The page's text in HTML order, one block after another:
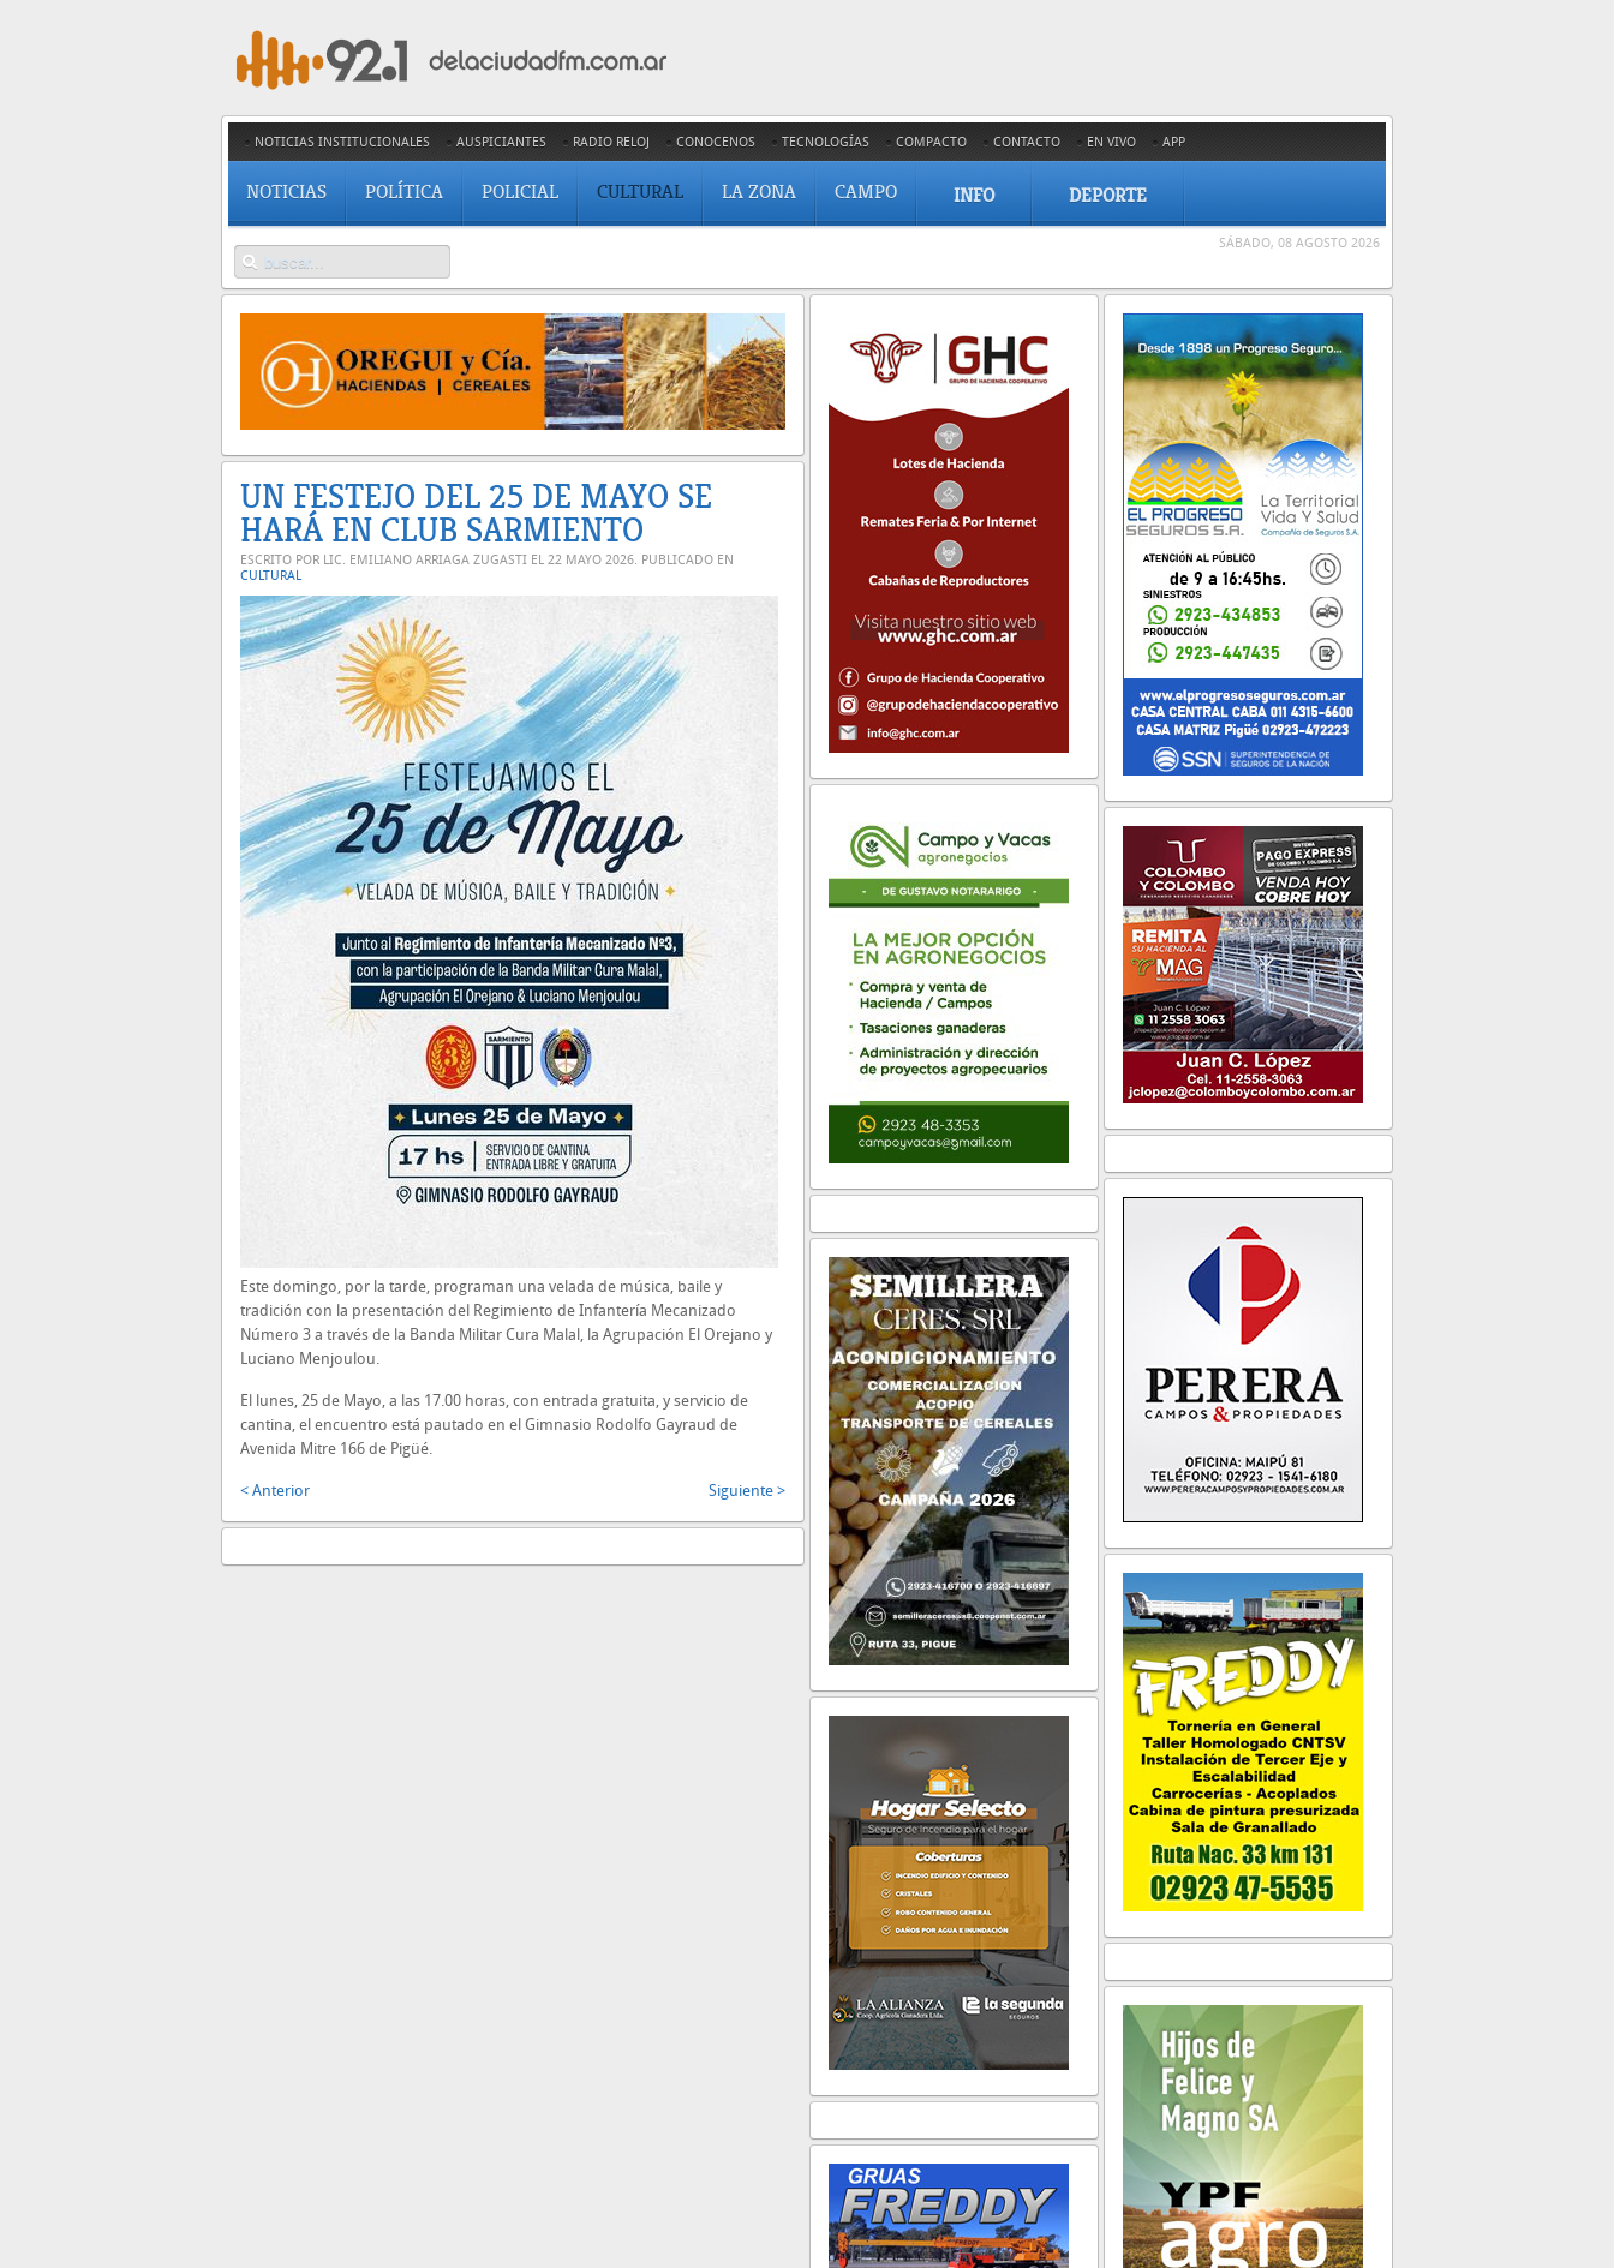
NOTICIAS INSTITUCIONALES AUSPICIANTES RADIO RELOJ CONOCENOS TECNOLOGÍAS COMPACTO CONTACTO EN VIVO APP
NOTICIAS POLÍTICA POLICIAL CULTURAL LA ZONA CAMPO INFO DEPORTE
SÁBADO, 08 AGOSTO 2026
UN FESTEJO DEL 25 DE MAYO SE
HARÁ EN CLUB SARMIENTO
ESCRITO POR LIC. EMILIANO ARRIAGA ZUGASTI EL 22 MAYO 2026. PUBLICADO EN
CULTURAL
Este domingo, por la tarde, programan una velada de música, baile y
tradición con la presentación del Regimiento de Infantería Mecanizado
Número 3 a través de la Banda Militar Cura Malal, la Agrupación El Orejano y
Luciano Menjoulou.
El lunes, 25 de Mayo, a las 17.00 horas, con entrada gratuita, y servicio de
cantina, el encuentro está pautado en el Gimnasio Rodolfo Gayraud de
Avenida Mitre 166 de Pigüé.
< Anterior Siguiente >